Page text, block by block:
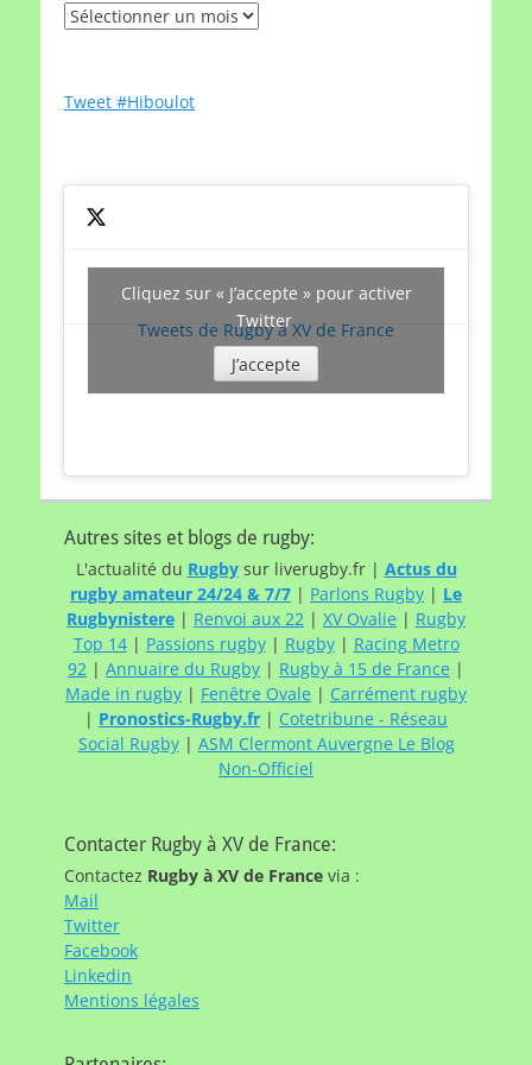
Rechercher
date
Tweet #Hiboulot
Tweets de Rugby à XV de France
Cliquez sur « J’accepte » pour activer
Twitter
J’accepte
Autres sites et blogs de rugby:
L'actualité du Rugbysur liverugby.fr | Actus du
rugby amateur 24/24 & 7/7 | Parlons Rugby | Le
Rugbynistere | Renvoi aux 22 | XV Ovalie | Rugby
Top 14| Passions rugby| Rugby| Racing Metro
92 | Annuaire du Rugby | Rugby à 15 de France |
Made in rugby | Fenêtre Ovale | Carrément rugby
| Pronostics-Rugby.fr | Cotetribune - Réseau
Social Rugby| ASM Clermont Auvergne Le Blog
Non-Officiel
Contacter Rugby à XV de France:
Contactez Rugby à XV de France via :
Mail
Twitter
Facebook
Linkedin
Mentions légales